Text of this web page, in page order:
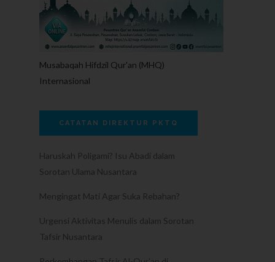
Musabaqah Hifdzil Qur'an (MHQ)
Internasional
CATATAN DIREKTUR PKTQ
Haruskah Poligami? Isu Abadi dalam
Sorotan Ulama Nusantara
Mengingat Mati Agar Suka Rebahan?
Urgensi Aktivitas Menulis dalam Sorotan
Tafsir Nusantara